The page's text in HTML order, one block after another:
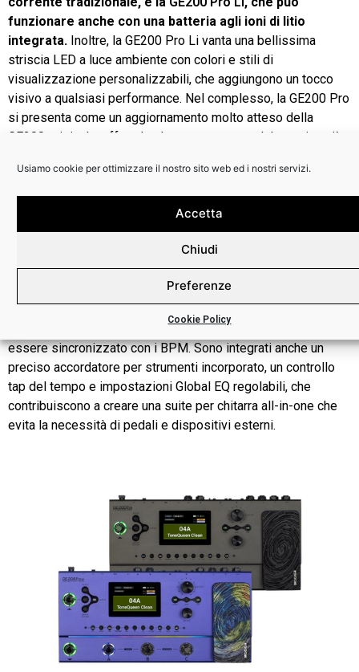
Usiamo cookie per ottimizzare il nostro sito web ed i nostri servizi.
Accetta
Chiudi
Preferenze
Cookie Policy
funzionare anche con una batteria agli ioni di litio
integrata. Inoltre, la GE200 Pro Li vanta una bellissima
striscia LED a luce ambiente con colori e stili di
visualizzazione personalizzabili, che aggiungono un tocco
visivo a qualsiasi performance. Nel complesso, la GE200 Pro
si presenta come un aggiornamento molto atteso della
GE200 originale, offrendo al tempo stesso un’alternativa più
La GE200 Pro dispone anche di unamodalità Groove
, che incoraggia la pratica creativa e i flussi di lavoro
delle performance. Include una drum machine con 70 pattern,
metronomi e un looper per frasi di 60 secondi che può
essere sincronizzato con i BPM. Sono integrati anche un
preciso accordatore per strumenti incorporato, un controllo
tap del tempo e impostazioni Global EQ regolabili, che
contribuiscono a creare una suite per chitarra all-in-one che
evita la necessità di pedali e dispositivi esterni.